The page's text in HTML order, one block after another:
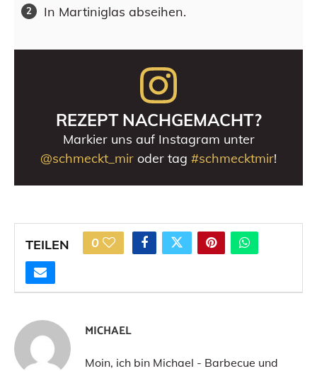
In Martiniglas abseihen.
REZEPT NACHGEMACHT?
Markier uns auf Instagram unter
@schmeckt_mir oder tag #schmecktmir!
TEILEN 0
MICHAEL
Moin, ich bin Michael - Barbecue und